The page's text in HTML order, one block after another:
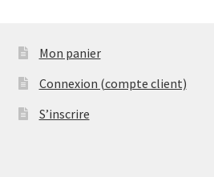
Mon panier
Connexion (compte client)
S’inscrire